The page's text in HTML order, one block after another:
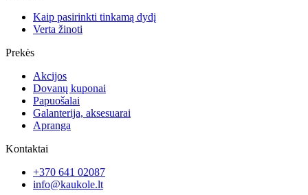
Kaip pasirinkti tinkamą dydį
Verta žinoti
Prekės
Akcijos
Dovanų kuponai
Papuošalai
Galanterija, aksesuarai
Apranga
Kontaktai
+370 641 02087
info@kaukole.lt